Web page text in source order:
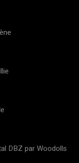
par Woodolls